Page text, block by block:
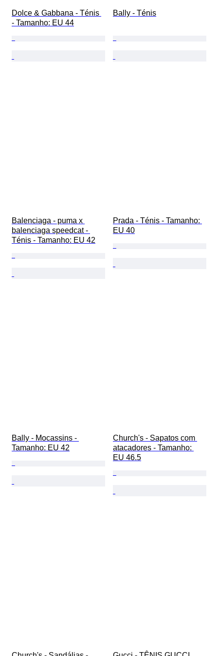
Dolce & Gabbana - Ténis
- Tamanho: EU 44
Bally - Ténis
Balenciaga - puma x
balenciaga speedcat -
Ténis - Tamanho: EU 42
Prada - Ténis - Tamanho:
EU 40
Bally - Mocassins -
Tamanho: EU 42
Church's - Sapatos com
atacadores - Tamanho:
EU 46.5